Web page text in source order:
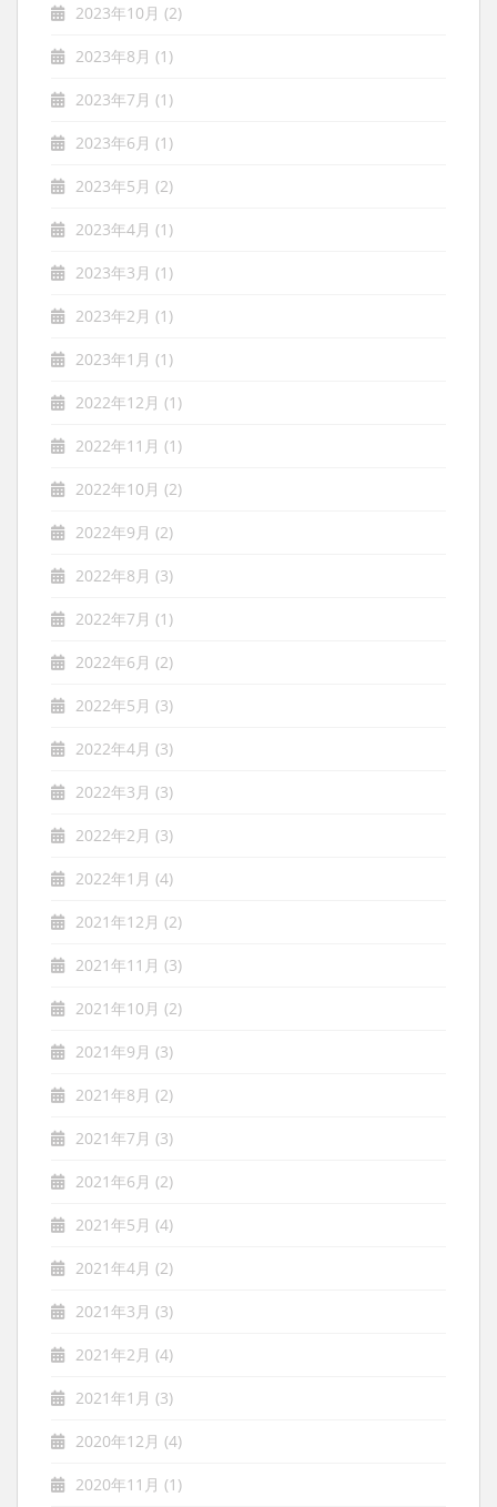
2023年10月 (2)
2023年8月 (1)
2023年7月 (1)
2023年6月 (1)
2023年5月 (2)
2023年4月 (1)
2023年3月 (1)
2023年2月 (1)
2023年1月 (1)
2022年12月 (1)
2022年11月 (1)
2022年10月 (2)
2022年9月 (2)
2022年8月 (3)
2022年7月 (1)
2022年6月 (2)
2022年5月 (3)
2022年4月 (3)
2022年3月 (3)
2022年2月 (3)
2022年1月 (4)
2021年12月 (2)
2021年11月 (3)
2021年10月 (2)
2021年9月 (3)
2021年8月 (2)
2021年7月 (3)
2021年6月 (2)
2021年5月 (4)
2021年4月 (2)
2021年3月 (3)
2021年2月 (4)
2021年1月 (3)
2020年12月 (4)
2020年11月 (1)